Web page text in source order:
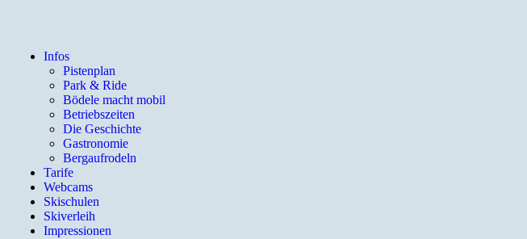
Infos
Pistenplan
Park & Ride
Bödele macht mobil
Betriebszeiten
Die Geschichte
Gastronomie
Bergaufrodeln
Tarife
Webcams
Skischulen
Skiverleih
Impressionen